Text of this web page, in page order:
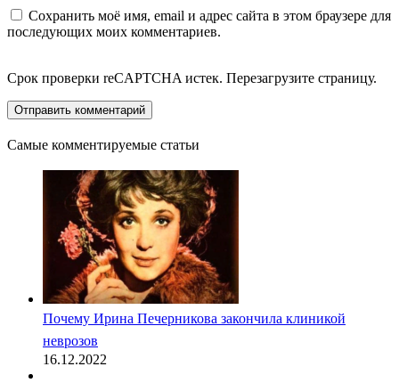
Сохранить моё имя, email и адрес сайта в этом браузере для
последующих моих комментариев.
Срок проверки reCAPTCHA истек. Перезагрузите страницу.
Самые комментируемые статьи
Почему Ирина Печерникова закончила клиникой
неврозов
16.12.2022